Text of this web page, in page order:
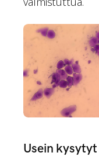
Usein